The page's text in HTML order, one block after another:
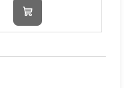
Do
košíku